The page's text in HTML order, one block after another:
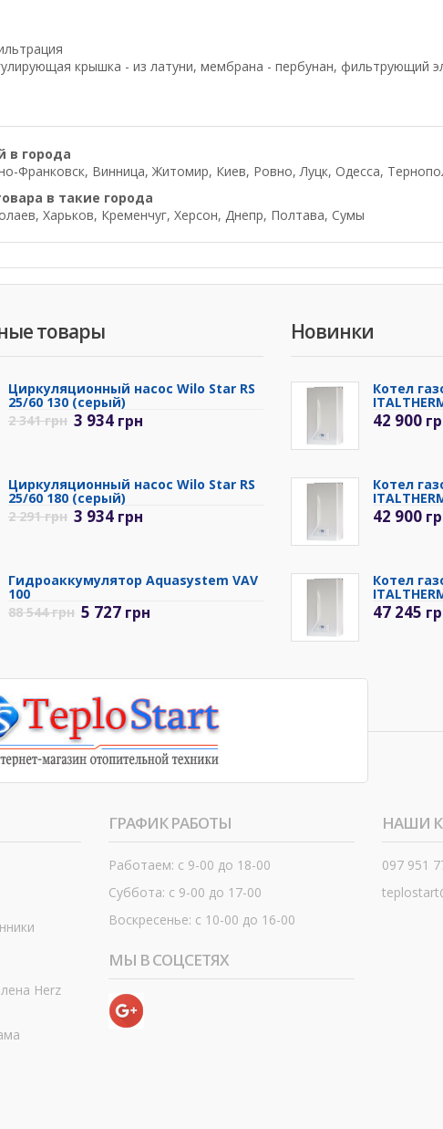
крышка - из латуни, мембрана - пербунан, фильтрующий
в города
Франковск, Винница, Житомир, Киев, Ровно, Луцк, Одесса,
в такие города
Харьков, Кременчуг, Херсон, Днепр, Полтава, Сумы
товары
Циркуляционный насос Wilo Star RS
25/60 130 (серый)
2 341грн 3 934 грн
Циркуляционный насос Wilo Star RS
25/60 180 (серый)
2 291грн 3 934 грн
Гидроаккумулятор Aquasystem VAV
100
88 544грн 5 727 грн
Новинки
Котел
42 900
Котел
42 900
Котел
47 245
Herz
ГРАФИК РАБОТЫ
Работаем: с 9-00 до 18-00
Суббота: с 9-00 до 17-00
Воскресенье: с 10-00 до 16-00
МЫ В СОЦСЕТЯХ
НАШИ
097 951